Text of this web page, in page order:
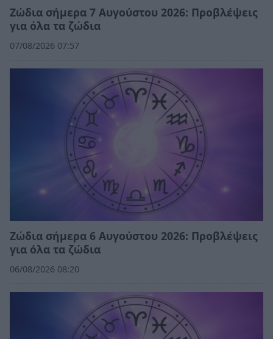
Ζώδια σήμερα 7 Αυγούστου 2026: Προβλέψεις
για όλα τα ζώδια
07/08/2026 07:57
Ζώδια σήμερα 6 Αυγούστου 2026: Προβλέψεις
για όλα τα ζώδια
06/08/2026 08:20